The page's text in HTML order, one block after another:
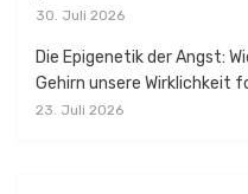
30. Juli 2026
Die Epigenetik der Angst:
Gehirn unsere Wirklichkeit
23. Juli 2026